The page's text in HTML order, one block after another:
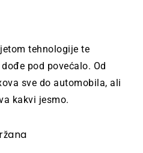
tehnologije te
pod povećalo. Od
sve do automobila, ali
kakvi jesmo.